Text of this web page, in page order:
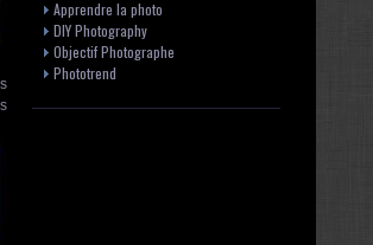
Apprendre la photo
DIY Photography
Objectif Photographe
Phototrend